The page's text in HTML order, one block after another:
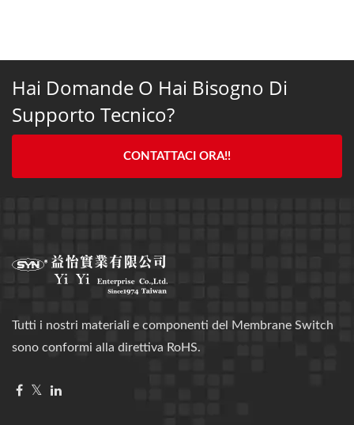
Hai Domande O Hai Bisogno Di
Supporto Tecnico?
CONTATTACI ORA!!
Tutti i nostri materiali e componenti del Membrane Switch
sono conformi alla direttiva RoHS.